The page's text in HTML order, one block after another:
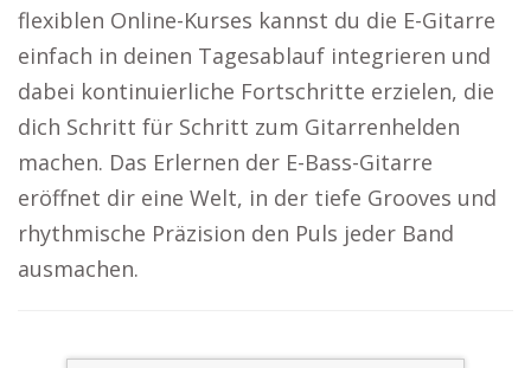
flexiblen Online-Kurses kannst du die E-Gitarre
einfach in deinen Tagesablauf integrieren und
dabei kontinuierliche Fortschritte erzielen, die
dich Schritt für Schritt zum Gitarrenhelden
machen. Das Erlernen der E-Bass-Gitarre
eröffnet dir eine Welt, in der tiefe Grooves und
rhythmische Präzision den Puls jeder Band
ausmachen.